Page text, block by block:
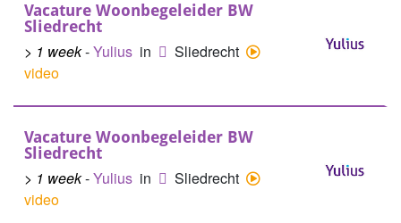
Vacature Woonbegeleider BW
Sliedrecht
> 1 week-Yulius in
Sliedrecht
video
Vacature Woonbegeleider BW
Sliedrecht
> 1 week-Yulius in
Sliedrecht
video